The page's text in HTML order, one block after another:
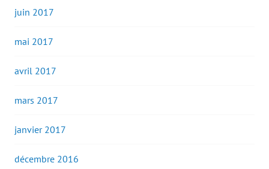
juin 2017
mai 2017
avril 2017
mars 2017
janvier 2017
décembre 2016